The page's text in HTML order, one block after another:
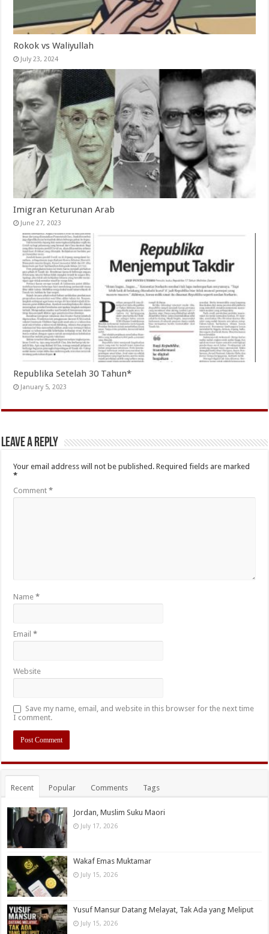
Rokok vs Waliyullah
July 23, 2024
Imigran Keturunan Arab
June 27, 2023
Republika Setelah 30 Tahun*
January 5, 2023
Leave a Reply
Your email address will not be published. Required fields are marked
*
Comment*
Name*
Email*
Website
Save my name, email, and website in this browser for the next time
I comment.
Recent Popular Comments Tags
Jordan, Muslim Suku Maori
July 17, 2026
Wakaf Emas Muktamar
July 15, 2026
Yusuf Mansur Datang Melayat, Tak Ada yang Meliput
July 15, 2026